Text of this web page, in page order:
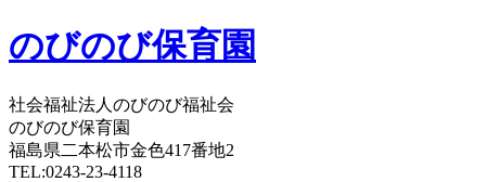
のびのび保育園
社会福祉法人のびのび福祉会
のびのび保育園
福島県二本松市金色417番地2
TEL:0243-23-4118